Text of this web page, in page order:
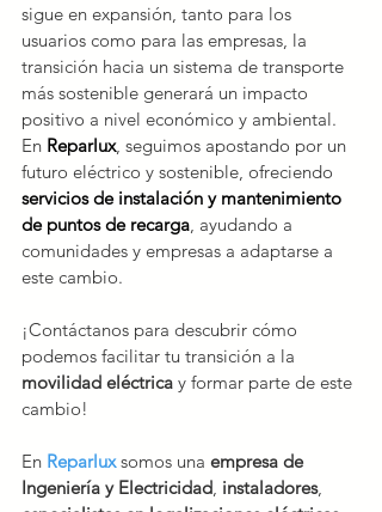
sigue en expansión, tanto para los
usuarios como para las empresas, la
transición hacia un sistema de transporte
más sostenible generará un impacto
positivo a nivel económico y ambiental.
En Reparlux, seguimos apostando por un
futuro eléctrico y sostenible, ofreciendo
servicios de instalación y mantenimiento
de puntos de recarga , ayudando a
comunidades y empresas a adaptarse a
este cambio.
¡Contáctanos para descubrir cómo
podemos facilitar tu transición a la
movilidad eléctrica y formar parte de este
cambio!
En Reparlux somos una empresa de
Ingeniería y Electricidad instaladores,